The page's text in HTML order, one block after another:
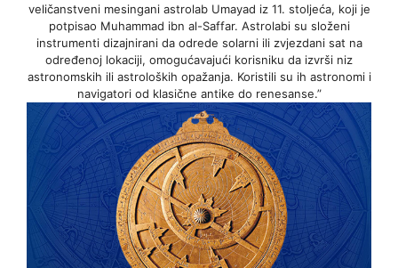
veličanstveni mesingani astrolab Umayad iz 11. stoljeća, koji je
potpisao Muhammad ibn al-Saffar. Astrolabi su složeni
instrumenti dizajnirani da odrede solarni ili zvjezdani sat na
određenoj lokaciji, omogućavajući korisniku da izvrši niz
astronomskih ili astroloških opažanja. Koristili su ih astronomi i
navigatori od klasične antike do renesanse.”